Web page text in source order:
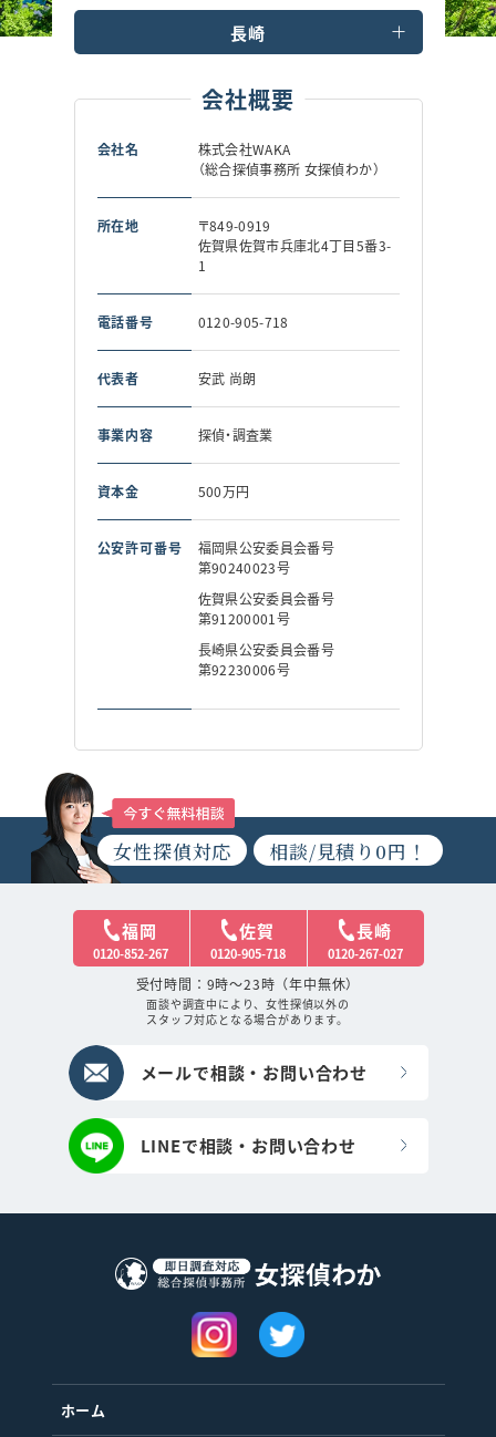
長崎
会社概要
会社名
株式会社WAKA
（総合探偵事務所 女探偵わか）
所在地
〒849-0919
佐賀県佐賀市兵庫北4丁目5番3-
1
電話番号 0120-905-718
代表者 安武 尚朗
事業内容 探偵・調査業
資本金 500万円
公安許可番号
福岡県公安委員会番号
第90240023号
佐賀県公安委員会番号
第91200001号
長崎県公安委員会番号
第92230006号
女性探偵対応 相談/見積り0円！
福岡
0120-852-267
佐賀
0120-905-718
長崎
0120-267-027
受付時間：9時～23時（年中無休）
面談や調査中により、女性探偵以外の
スタッフ対応となる場合があります。
メールで相談・お問い合わせ
LINEで相談・お問い合わせ
ホーム